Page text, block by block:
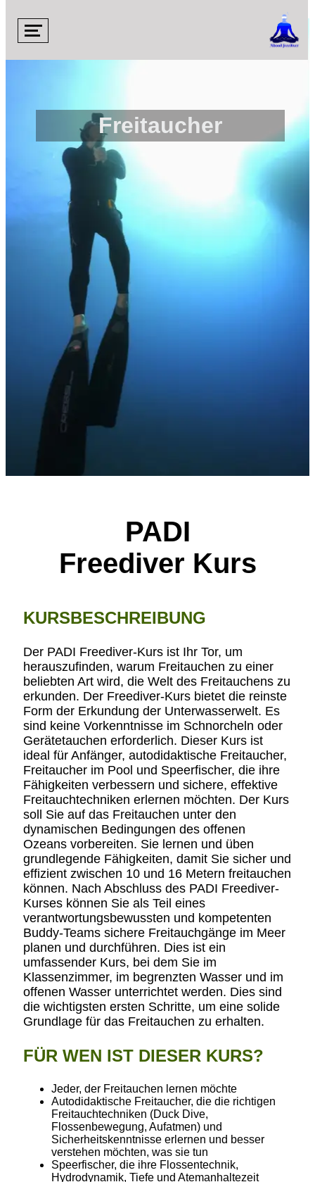
Freitaucher
PADI
Freediver Kurs
KURSBESCHREIBUNG
Der PADI Freediver-Kurs ist Ihr Tor, um
herauszufinden, warum Freitauchen zu einer
beliebten Art wird, die Welt des Freitauchens zu
erkunden. Der Freediver-Kurs bietet die reinste
Form der Erkundung der Unterwasserwelt. Es
sind keine Vorkenntnisse im Schnorcheln oder
Gerätetauchen erforderlich. Dieser Kurs ist
ideal für Anfänger, autodidaktische Freitaucher,
Freitaucher im Pool und Speerfischer, die ihre
Fähigkeiten verbessern und sichere, effektive
Freitauchtechniken erlernen möchten. Der Kurs
soll Sie auf das Freitauchen unter den
dynamischen Bedingungen des offenen
Ozeans vorbereiten. Sie lernen und üben
grundlegende Fähigkeiten, damit Sie sicher und
effizient zwischen 10 und 16 Metern freitauchen
können. Nach Abschluss des PADI Freediver-
Kurses können Sie als Teil eines
verantwortungsbewussten und kompetenten
Buddy-Teams sichere Freitauchgänge im Meer
planen und durchführen. Dies ist ein
umfassender Kurs, bei dem Sie im
Klassenzimmer, im begrenzten Wasser und im
offenen Wasser unterrichtet werden. Dies sind
die wichtigsten ersten Schritte, um eine solide
Grundlage für das Freitauchen zu erhalten.
FÜR WEN IST DIESER KURS?
Jeder, der Freitauchen lernen möchte
Autodidaktische Freitaucher, die die richtigen
Freitauchtechniken (Duck Dive,
Flossenbewegung, Aufatmen) und
Sicherheitskenntnisse erlernen und besser
verstehen möchten, was sie tun
Speerfischer, die ihre Flossentechnik,
Hydrodynamik, Tiefe und Atemanhaltezeit